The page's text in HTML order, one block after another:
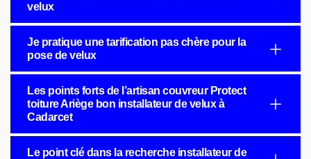
velux
Je pratique une tarification pas chère pour la
pose de velux
Les points forts de l’artisan couvreur Protect
toiture Ariège bon installateur de velux à
Cadarcet
Le point clé dans la recherche installateur de